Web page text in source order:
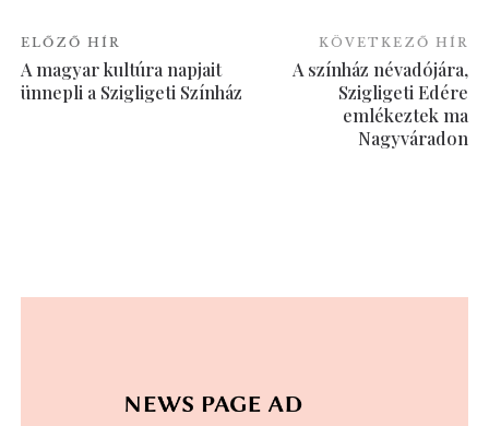
ELŐZŐ HÍR
A magyar kultúra napjait
ünnepli a Szigligeti Színház
KÖVETKEZŐ HÍR
A színház névadójára,
Szigligeti Edére
emlékeztek ma
Nagyváradon